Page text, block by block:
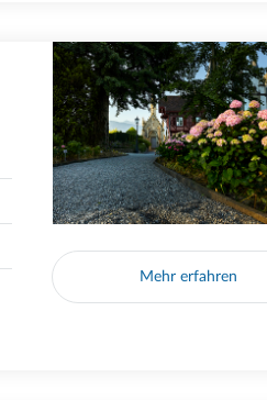
Mehr erfahren